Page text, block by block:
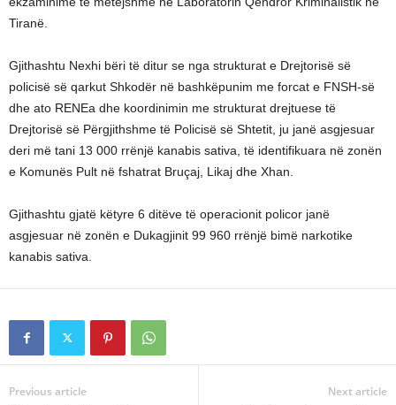
Tiranë.
Gjithashtu Nexhi bëri të ditur se nga strukturat e Drejtorisë së
policisë së qarkut Shkodër në bashkëpunim me forcat e FNSH-së
dhe ato RENEa dhe koordinimin me strukturat drejtuese të
Drejtorisë së Përgjithshme të Policisë së Shtetit, ju janë asgjesuar
deri më tani 13 000 rrënjë kanabis sativa, të identifikuara në zonën
e Komunës Pult në fshatrat Bruçaj, Likaj dhe Xhan.
Gjithashtu gjatë këtyre 6 ditëve të operacionit policor janë
asgjesuar në zonën e Dukagjinit 99 960 rrënjë bimë narkotike
kanabis sativa.
Previous article Next article